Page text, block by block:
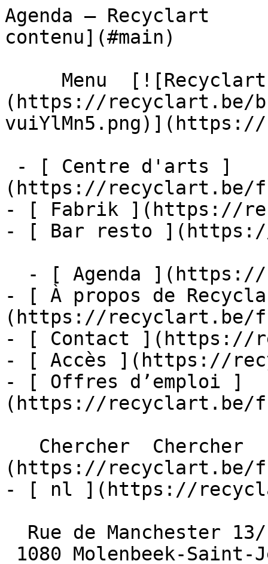
Agenda –
contenu](#main)
(https://recyclart.be/
(https://recyclart.be/
- [ Fabrik ](https://
- [ Bar resto
- [ À propos de
(https://recyclart.be/
- [ Contact ](https://
- [ Accès ](https://
- [ Offres d’emploi ]
(https://recyclart.be/
(https://recyclart.be/
- [ nl ](https://